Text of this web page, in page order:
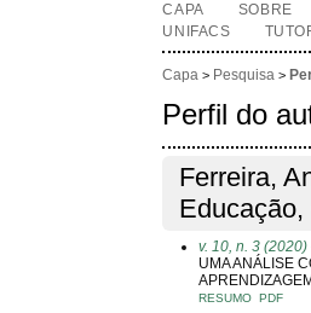
CAPA SOBRE
UNIFACS
Capa > Pesquisa >
Perfil do
Ferreira,
v. 10, n. 3 (2020)
UMA ANÁLISE
RESUMO PDF